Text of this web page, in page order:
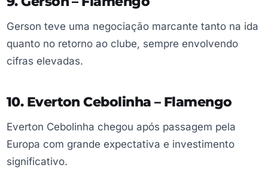
Gerson teve uma negociação marcante tanto na ida
quanto no retorno ao clube, sempre envolvendo
cifras elevadas.
10. Everton Cebolinha – Flamengo
Everton Cebolinha chegou após passagem pela
Europa com grande expectativa e investimento
significativo.